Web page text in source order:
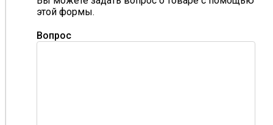
этой формы.
Вопрос